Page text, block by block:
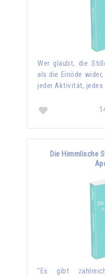
Wer glaubt, die
als die Einöde
jeder Aktivität,
Die Himmlische
"Es gibt